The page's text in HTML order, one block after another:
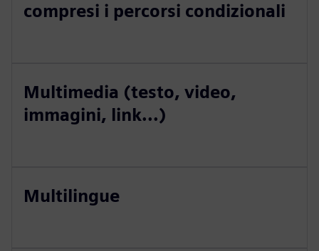
compresi i percorsi condizionali
Multimedia (testo, video,
immagini, link...)
Multilingue